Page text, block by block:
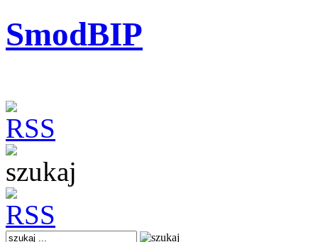
SmodBIP